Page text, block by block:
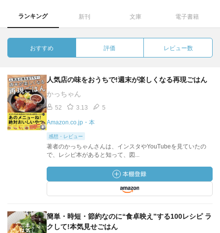
ランキング 新刊 文庫 電子書籍
おすすめ 評価 レビュー数
人気店の味をおうちで!週末が楽しくなる再現ごはん
かっちゃん
52 3.13 5
Amazon.co.jp・本
感想・レビュー
著者のかっちゃんさんは、インスタやYouTubeを見ていたの
で、レシピ本があると知って、図...
簡単・時短・節約なのに“食卓映え”する100レシピ ラ
クして!本気見せごはん